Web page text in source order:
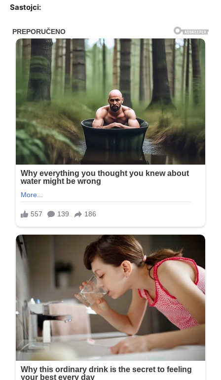
Sastojci: